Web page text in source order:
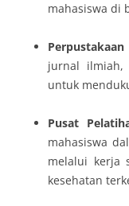
mahasiswa di
jurnal
untuk
Pusat
mahasiswa
melalui kerja
kesehatan